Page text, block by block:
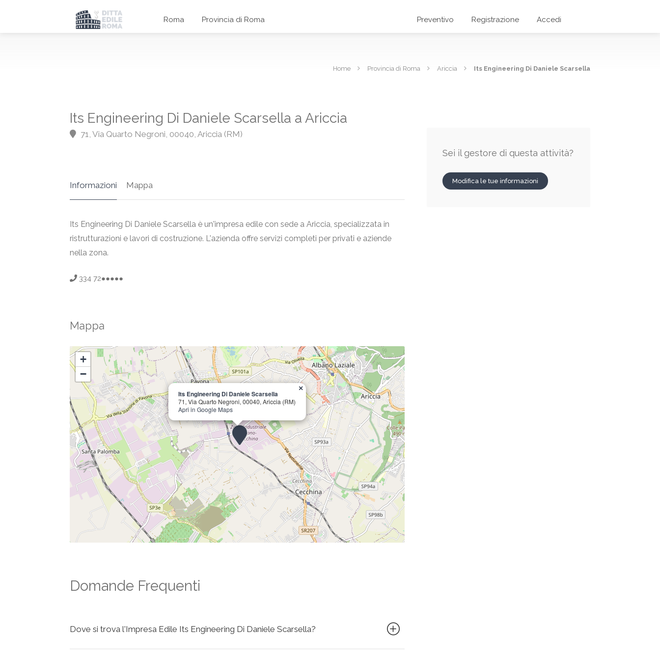
Roma Provincia di Roma Preventivo Registrazione Accedi
Home Provincia di Roma Ariccia Its Engineering Di Daniele Scarsella
Its Engineering Di Daniele Scarsella a Ariccia
71, Via Quarto Negroni, 00040, Ariccia (RM)
Informazioni Mappa
Its Engineering Di Daniele Scarsella è un'impresa edile con sede a Ariccia, specializzata in
ristrutturazioni e lavori di costruzione. L'azienda offre servizi completi per privati e aziende
nella zona.
334 72●●●●●
Mappa
Its Engineering Di Daniele Scarsella
71, Via Quarto Negroni, 00040, Ariccia (RM)
Apri in Google Maps
×
+
−
Domande Frequenti
Dove si trova l'Impresa Edile Its Engineering Di Daniele Scarsella?
Sei il gestore di questa attività?
Modifica le tue informazioni